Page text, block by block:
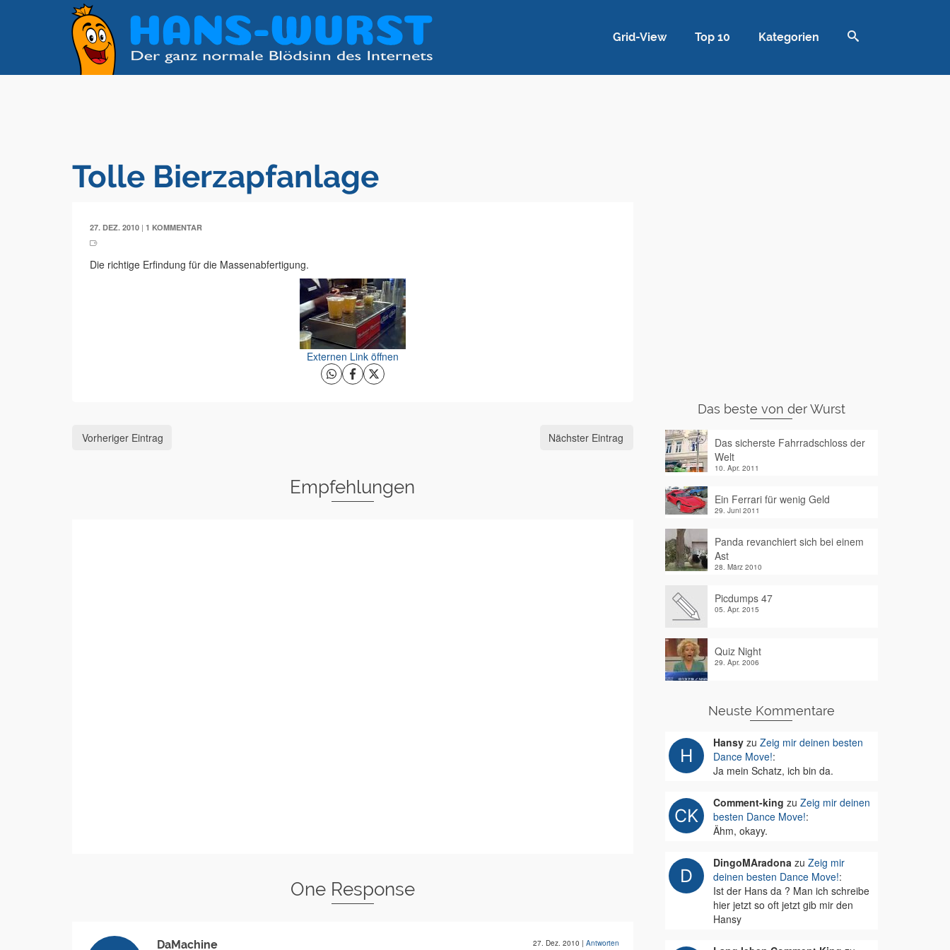
Grid-View Top 10 Kategorien
Tolle Bierzapfanlage
27. DEZ. 2010 | 1 KOMMENTAR
Die richtige Erfindung für die Massenabfertigung.
Externen Link öffnen
Vorheriger Eintrag Nächster Eintrag
Empfehlungen
One Response
DaMachine 27. Dez. 2010 | Antworten
Das beste von der Wurst
Das sicherste Fahrradschloss der
Welt
10. Apr. 2011
Ein Ferrari für wenig Geld
29. Juni 2011
Panda revanchiert sich bei einem
Ast
28. März 2010
Picdumps 47
05. Apr. 2015
Quiz Night
29. Apr. 2006
Neuste Kommentare
Hansyzu Zeig mir deinen besten
Dance Move!:
Ja mein Schatz, ich bin da.
Comment-king zu Zeig mir deinen
besten Dance Move!:
Ähm, okayy.
DingoMAradonazu Zeig mir
deinen besten Dance Move!:
Ist der Hans da ? Man ich schreibe
hier jetzt so oft jetzt gib mir den
Hansy